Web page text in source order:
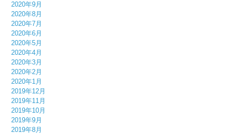
2020年9月
2020年8月
2020年7月
2020年6月
2020年5月
2020年4月
2020年3月
2020年2月
2020年1月
2019年12月
2019年11月
2019年10月
2019年9月
2019年8月